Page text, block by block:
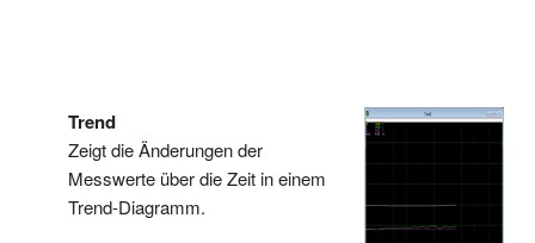
Trend
Zeigt die Änderungen der
Messwerte über die Zeit in einem
Trend-Diagramm.